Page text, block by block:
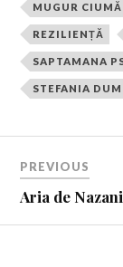
MUGUR
REZILIENȚĂ
SAPTAMANA
STEFANIA
PREVIOUS
Aria de